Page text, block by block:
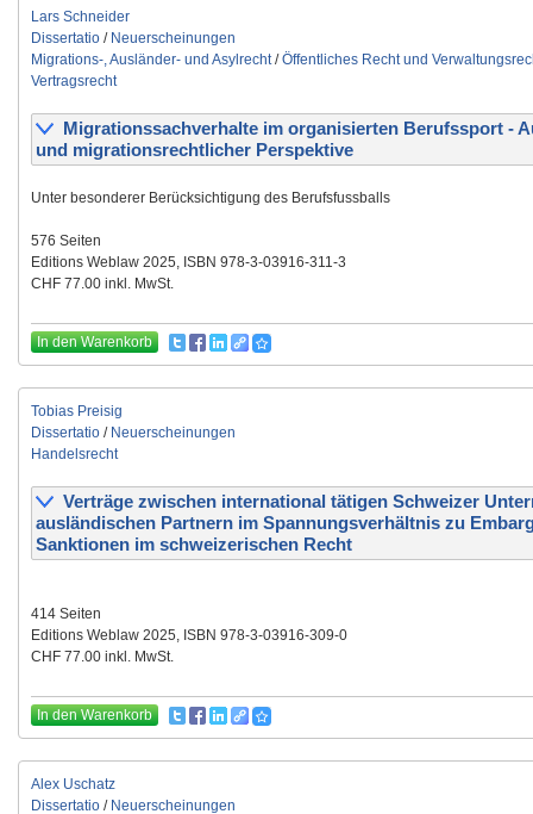
Lars Schneider
Dissertatio / Neuerscheinungen
Migrations-, Ausländer- und Asylrecht/Öffentliches Recht und
Vertragsrecht
Migrationssachverhalte im organisierten Berufssport -
und migrationsrechtlicher Perspektive
Unter besonderer Berücksichtigung des Berufsfussballs
576 Seiten
Editions Weblaw 2025, ISBN 978-3-03916-311-3
CHF 77.00 inkl. MwSt.
In den Warenkorb
Tobias Preisig
Dissertatio / Neuerscheinungen
Handelsrecht
Verträge zwischen international tätigen Schweizer
ausländischen Partnern im Spannungsverhältnis zu
Sanktionen im schweizerischen Recht
414 Seiten
Editions Weblaw 2025, ISBN 978-3-03916-309-0
CHF 77.00 inkl. MwSt.
In den Warenkorb
Alex Uschatz
Dissertatio / Neuerscheinungen